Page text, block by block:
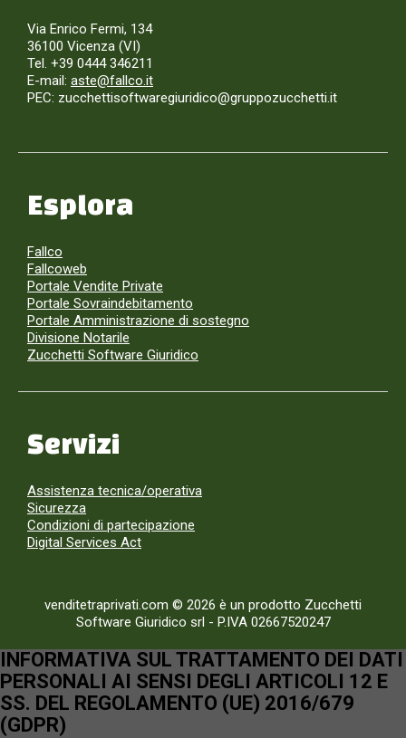
Via Enrico Fermi, 134
36100 Vicenza (VI)
Tel. +39 0444 346211
E-mail: aste@fallco.it
PEC: zucchettisoftwaregiuridico@gruppozucchetti.it
Esplora
Fallco
Fallcoweb
Portale Vendite Private
Portale Sovraindebitamento
Portale Amministrazione di sostegno
Divisione Notarile
Zucchetti Software Giuridico
Servizi
Assistenza tecnica/operativa
Sicurezza
Condizioni di partecipazione
Digital Services Act
venditetraprivati.com © 2026 è un prodotto Zucchetti
Software Giuridico srl - P.IVA 02667520247
INFORMATIVA SUL TRATTAMENTO DEI DATI
PERSONALI AI SENSI DEGLI ARTICOLI 12 E
SS. DEL REGOLAMENTO (UE) 2016/679
(GDPR)